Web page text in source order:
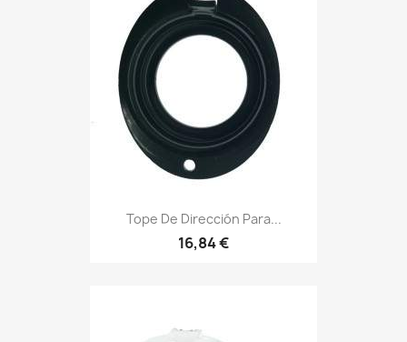
Tope De Dirección Para...
16,84 €